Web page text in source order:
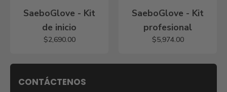
SaeboGlove - Kit
de inicio
$2,690.00
SaeboGlove - Kit
profesional
$5,974.00
CONTÁCTENOS